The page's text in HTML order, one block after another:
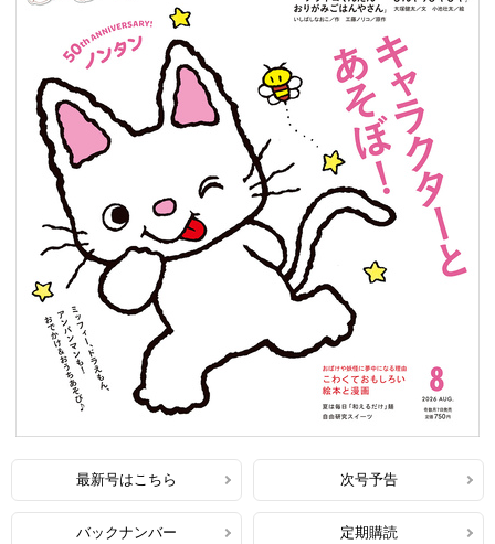
最新号はこちら 次号予告
バックナンバー 定期購読